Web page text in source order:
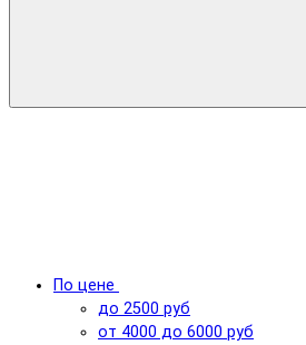
По цене
до 2500 руб
от 4000 до 6000 руб